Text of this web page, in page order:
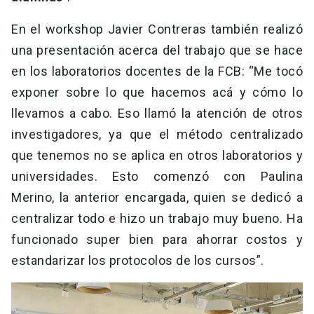
En el workshop Javier Contreras también realizó
una presentación acerca del trabajo que se hace
en los laboratorios docentes de la FCB: “Me tocó
exponer sobre lo que hacemos acá y cómo lo
llevamos a cabo. Eso llamó la atención de otros
investigadores, ya que el método centralizado
que tenemos no se aplica en otros laboratorios y
universidades. Esto comenzó con Paulina
Merino, la anterior encargada, quien se dedicó a
centralizar todo e hizo un trabajo muy bueno. Ha
funcionado super bien para ahorrar costos y
estandarizar los protocolos de los cursos”.